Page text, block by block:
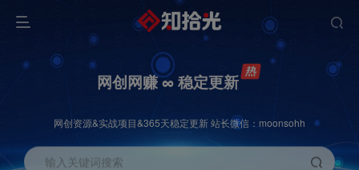
网创网赚 ∞ 稳定更新
网创资源&实战项目&365天稳定更新 站长微信：moonsohh
输入关键词搜索